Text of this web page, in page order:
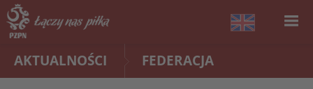
AKTUALNOŚCI FEDERACJA